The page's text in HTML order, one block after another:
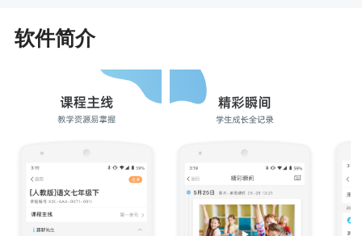
软件简介